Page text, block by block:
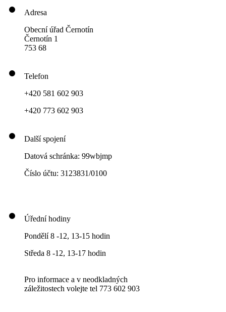
Adresa
Obecní úřad Černotín
Černotín 1
753 68
Telefon
+420 581 602 903
+420 773 602 903
Další spojení
Datová schránka: 99wbjmp
Číslo účtu: 3123831/0100
Úřední hodiny
Pondělí 8 -12, 13-15 hodin
Středa 8 -12, 13-17 hodin
Pro informace a v neodkladných
záležitostech volejte tel 773 602 903